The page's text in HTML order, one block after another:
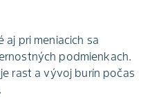
aj pri meniacich sa
podmienkach.
rast a vývoj burín počas